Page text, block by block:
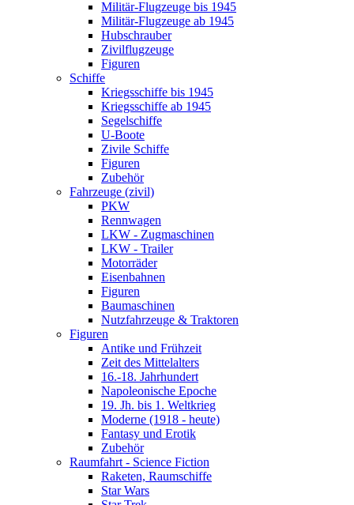
Militär-Flugzeuge bis 1945
Militär-Flugzeuge ab 1945
Hubschrauber
Zivilflugzeuge
Figuren
Schiffe
Kriegsschiffe bis 1945
Kriegsschiffe ab 1945
Segelschiffe
U-Boote
Zivile Schiffe
Figuren
Zubehör
Fahrzeuge (zivil)
PKW
Rennwagen
LKW - Zugmaschinen
LKW - Trailer
Motorräder
Eisenbahnen
Figuren
Baumaschinen
Nutzfahrzeuge & Traktoren
Figuren
Antike und Frühzeit
Zeit des Mittelalters
16.-18. Jahrhundert
Napoleonische Epoche
19. Jh. bis 1. Weltkrieg
Moderne (1918 - heute)
Fantasy und Erotik
Zubehör
Raumfahrt - Science Fiction
Raketen, Raumschiffe
Star Wars